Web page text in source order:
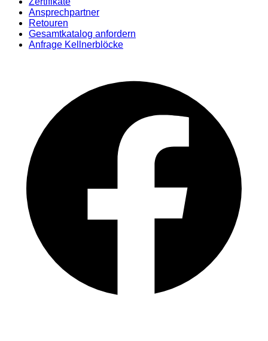
Ansprechpartner
Retouren
Gesamtkatalog anfordern
Anfrage Kellnerblöcke